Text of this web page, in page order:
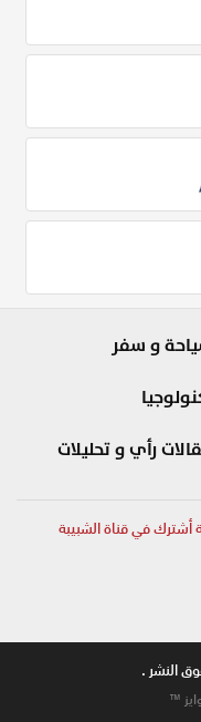
و سفر
رأي و تحليلات
أشترك في قناة الشبيبة
النشر .
™